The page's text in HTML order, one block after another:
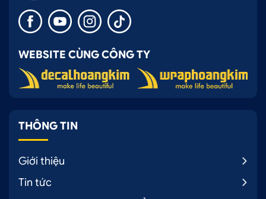
WEBSITE CÙNG CÔNG TY
THÔNG TIN
Giới thiệu
Tin tức